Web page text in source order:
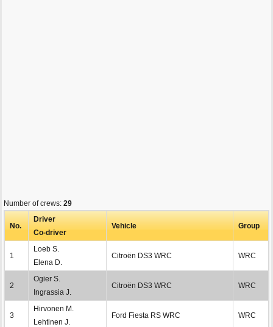
Number of crews: 29
No.
Driver
Co-driver
Vehicle Group
1
Loeb S.
Elena D.
Citroën DS3 WRC WRC
2
Ogier S.
Ingrassia J.
Citroën DS3 WRC WRC
3
Hirvonen M.
Lehtinen J.
Ford Fiesta RS WRC WRC